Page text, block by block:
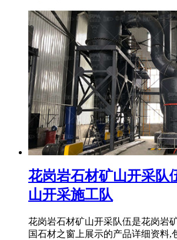
花岗岩石材矿山开采队
山开采施工队
花岗岩石材矿山开采队伍是花岗岩
国石材之窗上展示的产品详细资料,